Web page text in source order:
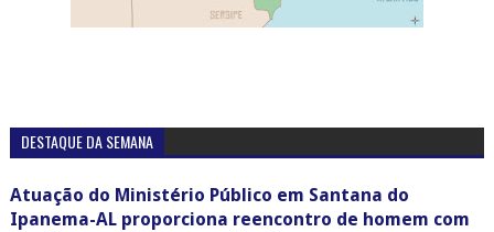
DESTAQUE DA SEMANA
Atuação do Ministério Público em Santana do
Ipanema-AL proporciona reencontro de homem com